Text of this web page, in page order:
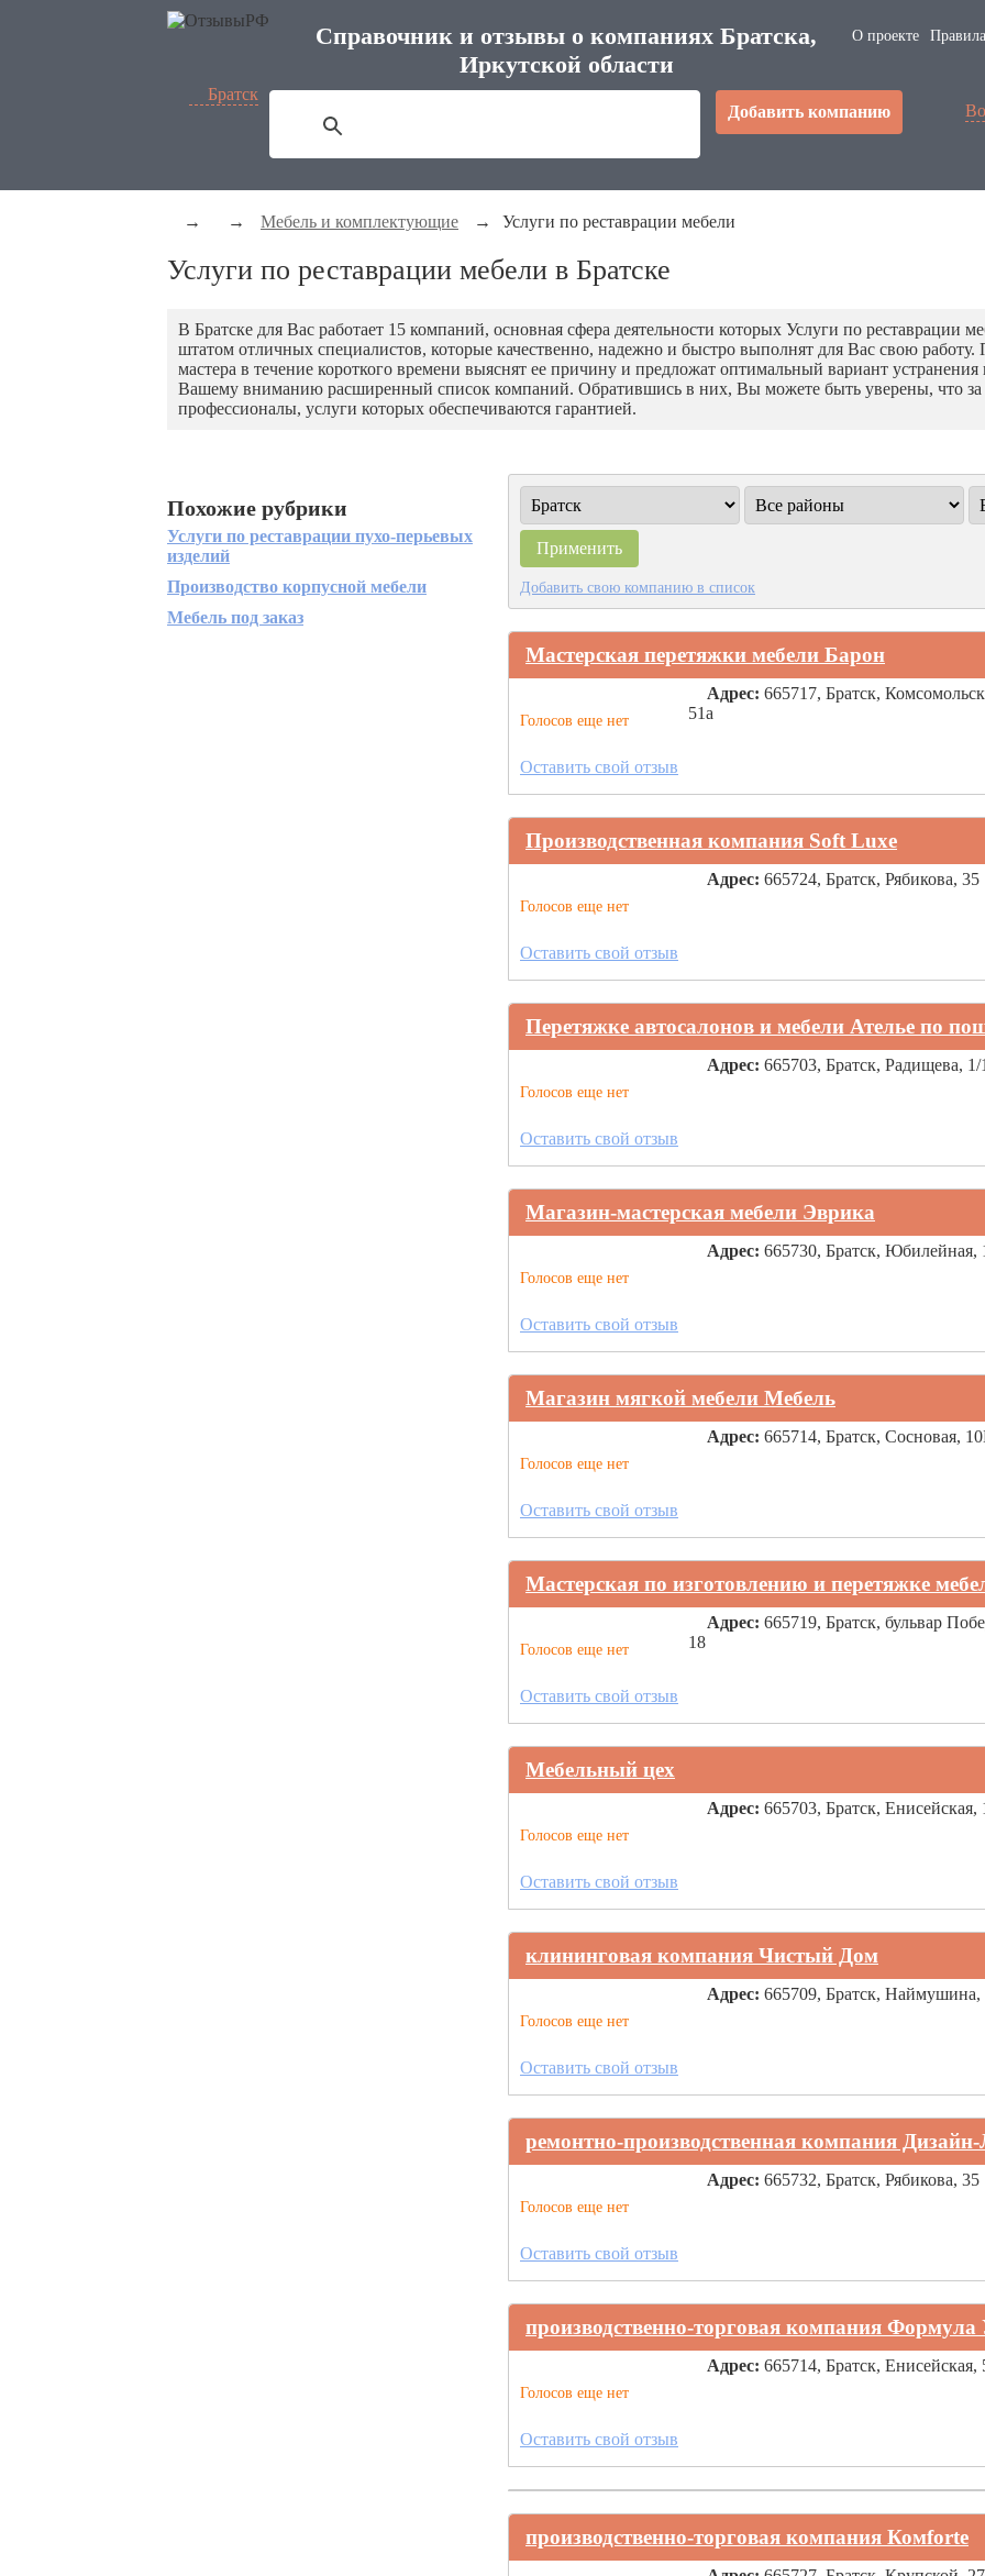
Справочник и отзывы о компаниях Братска,
Иркутской области
О проекте
Братск
Добавить компанию
→ → Мебель и комплектующие → Услуги по реставрации мебели
Услуги по реставрации мебели в Братске
В Братске для Вас работает 15 компаний, основная сфера деятельности которых Услуги по реставрации
штатом отличных специалистов, которые качественно, надежно и быстро выполнят для Вас свою
мастера в течение короткого времени выяснят ее причину и предложат оптимальный вариант
Вашему вниманию расширенный список компаний. Обратившись в них, Вы можете быть уверены, что за
профессионалы, услуги которых обеспечиваются гарантией.
Добавить свою компанию в список
Мастерская перетяжки мебели Барон
Голосов еще нет
Адрес: 665717, Братск,
51а
Оставить свой отзыв
Производственная компания Soft Luxe
Голосов еще нет
Адрес: 665724, Братск, Рябикова, 35
Оставить свой отзыв
Перетяжке автосалонов и мебели Ателье по
Голосов еще нет
Адрес: 665703, Братск, Радищева, 1/
Оставить свой отзыв
Магазин-мастерская мебели Эврика
Голосов еще нет
Адрес: 665730, Братск, Юбилейная,
Оставить свой отзыв
Магазин мягкой мебели Мебель
Голосов еще нет
Адрес: 665714, Братск, Сосновая,
Оставить свой отзыв
Мастерская по изготовлению и перетяжке
Голосов еще нет
Адрес: 665719, Братск, бульвар
18
Оставить свой отзыв
Мебельный цех
Голосов еще нет
Адрес: 665703, Братск, Енисейская,
Оставить свой отзыв
клининговая компания Чистый Дом
Голосов еще нет
Адрес: 665709, Братск, Наймушина,
Оставить свой отзыв
ремонтно-производственная компания
Голосов еще нет
Адрес: 665732, Братск, Рябикова, 35
Оставить свой отзыв
производственно-торговая компания Формула
Голосов еще нет
Адрес: 665714, Братск, Енисейская,
Оставить свой отзыв
производственно-торговая компания Комforte
Похожие рубрики
Услуги по реставрации пухо-перьевых
изделий
Производство корпусной мебели
Мебель под заказ